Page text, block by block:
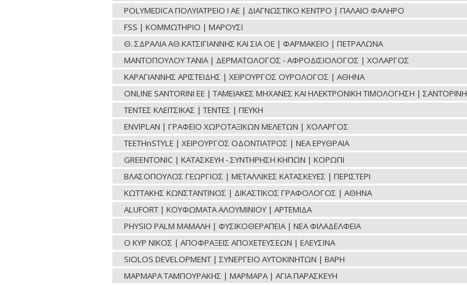
POLYMEDICA ΠΟΛΥΪΑΤΡΕΙΟ Ι ΑΕ | ΔΙΑΓΝΩΣΤΙΚΟ ΚΕΝΤΡΟ | ΠΑΛΑΙΟ ΦΑΛΗΡΟ
FSS | ΚΟΜΜΩΤΗΡΙΟ | ΜΑΡΟΥΣΙ
Θ. ΣΔΡΑΛΙΑ ΑΘ.ΚΑΤΣΙΓΙΑΝΝΗΣ ΚΑΙ ΣΙΑ ΟΕ | ΦΑΡΜΑΚΕΙΟ | ΠΕΤΡΑΛΩΝΑ
ΜΑΝΤΟΠΟΥΛΟΥ ΤΑΝΙΑ | ΔΕΡΜΑΤΟΛΟΓΟΣ - ΑΦΡΟΔΙΣΙΟΛΟΓΟΣ | ΧΟΛΑΡΓΟΣ
ΚΑΡΑΓΙΑΝΝΗΣ ΑΡΙΣΤΕΙΔΗΣ | ΧΕΙΡΟΥΡΓΟΣ ΟΥΡΟΛΟΓΟΣ | ΑΘΗΝΑ
ONLINE SANTORINI ΕΕ | ΤΑΜΕΙΑΚΕΣ ΜΗΧΑΝΕΣ ΚΑΙ ΗΛΕΚΤΡΟΝΙΚΗ ΤΙΜΟΛΟΓΗΣΗ | ΣΑΝΤΟΡΙΝΗ
ΤΕΝΤΕΣ ΚΛΕΙΤΣΙΚΑΣ | ΤΕΝΤΕΣ | ΠΕΥΚΗ
ENVIPLAN | ΓΡΑΦΕΙΟ ΧΩΡΟΤΑΞΙΚΩΝ ΜΕΛΕΤΩΝ | ΧΟΛΑΡΓΟΣ
TEETHnSTYLE | ΧΕΙΡΟΥΡΓΟΣ ΟΔΟΝΤΙΑΤΡΟΣ | ΝΕΑ ΕΡΥΘΡΑΙΑ
GREENTONIC | ΚΑΤΑΣΚΕΥΗ - ΣΥΝΤΗΡΗΣΗ ΚΗΠΩΝ | ΚΟΡΩΠΙ
ΒΛΑΣΟΠΟΥΛΟΣ ΓΕΩΡΓΙΟΣ | ΜΕΤΑΛΛΙΚΕΣ ΚΑΤΑΣΚΕΥΕΣ | ΠΕΡΙΣΤΕΡΙ
ΚΩΤΤΑΚΗΣ ΚΩΝΣΤΑΝΤΙΝΟΣ | ΔΙΚΑΣΤΙΚΟΣ ΓΡΑΦΟΛΟΓΟΣ | ΑΘΗΝΑ
ALUFORT | ΚΟΥΦΩΜΑΤΑ ΑΛΟΥΜΙΝΙΟΥ | ΑΡΤΕΜΙΔΑ
PHYSIO PALM ΜΑΜΑΛΗ | ΦΥΣΙΚΟΘΕΡΑΠΕΙΑ | ΝΕΑ ΦΙΛΑΔΕΛΦΕΙΑ
Ο ΚΥΡ ΝΙΚΟΣ | ΑΠΟΦΡΑΞΕΙΣ ΑΠΟΧΕΤΕΥΣΕΩΝ | ΕΛΕΥΣΙΝΑ
SIOLOS DEVELOPMENT | ΣΥΝΕΡΓΕΙΟ ΑΥΤΟΚΙΝΗΤΩΝ | ΒΑΡΗ
ΜΑΡΜΑΡΑ ΤΑΜΠΟΥΡΑΚΗΣ | ΜΑΡΜΑΡΑ | ΑΓΙΑ ΠΑΡΑΣΚΕΥΗ